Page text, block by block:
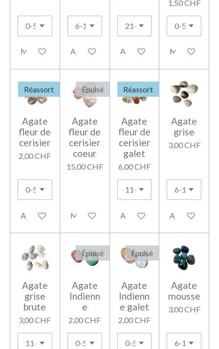
M'avertir si disponibleAjouter au panierAjouter au panier
1,50 CHF
M'avertir si
Réassort
Agate
fleur de
cerisier
2,00 CHF
Ajouter au panier
Épuisé
Agate
fleur de
cerisier
coeur
15,00 CHF
M'avertir si disponible
Réassort
Agate
fleur de
cerisier
galet
6,00 CHF
Ajouter au panier
Agate
grise
3,00 CHF
Ajouter au
Agate
grise
brute
3,00 CHF
Épuisé
Agate
Indienn
e
2,00 CHF
Épuisé
Agate
Indienn
e galet
2,00 CHF
Agate
mousse
3,00 CHF